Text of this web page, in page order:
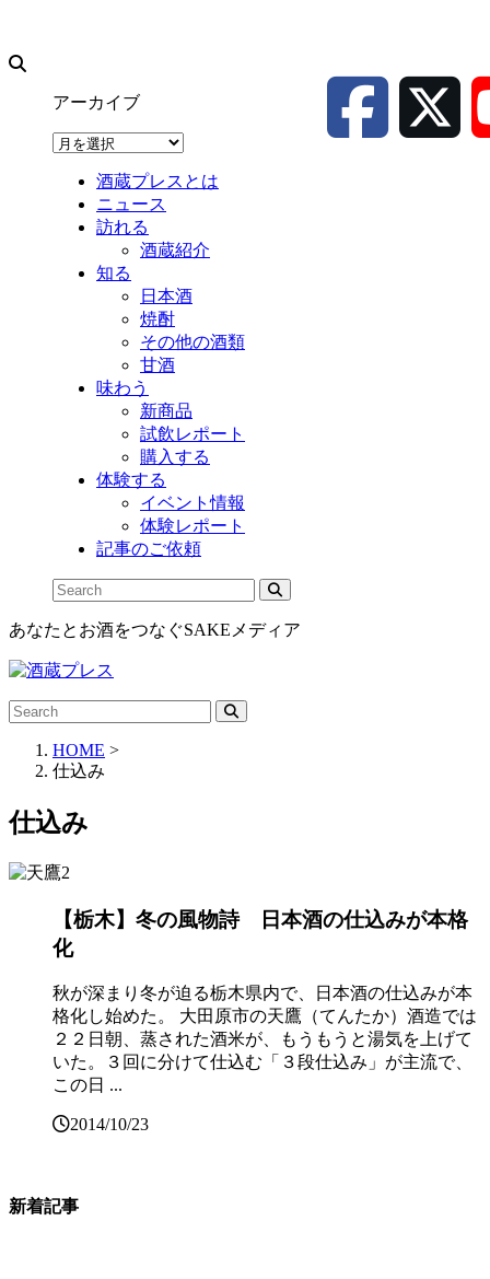
アーカイブ
ア
酒蔵プレスとは
ニュース
訪れる
酒蔵紹介
知る
日本酒
焼酎
その他の酒類
甘酒
味わう
新商品
試飲レポート
購入する
体験する
イベント情報
体験レポート
記事のご依頼
あなたとお酒をつなぐSAKEメディア
HOME >
仕込み
仕込み
【栃木】冬の風物詩 日本酒の仕込みが本格
化
秋が深まり冬が迫る栃木県内で、日本酒の仕込みが本
格化し始めた。 大田原市の天鷹（てんたか）酒造では
２２日朝、蒸された酒米が、もうもうと湯気を上げて
いた。３回に分けて仕込む「３段仕込み」が主流で、
この日 ...
2014/10/23
新着記事